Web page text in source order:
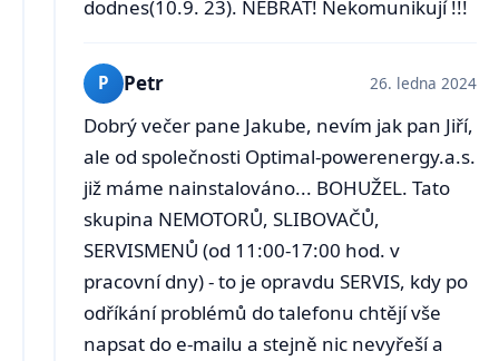
dodnes(10.9. 23). NEBRAT! Nekomunikují !!!
P Petr 26. ledna 2024
Dobrý večer pane Jakube, nevím jak pan Jiří,
ale od společnosti Optimal-powerenergy.a.s.
již máme nainstalováno... BOHUŽEL. Tato
skupina NEMOTORŮ, SLIBOVAČŮ,
SERVISMENŮ (od 11:00-17:00 hod. v
pracovní dny) - to je opravdu SERVIS, kdy po
odříkání problémů do talefonu chtějí vše
napsat do e-mailu a stejně nic nevyřeší a